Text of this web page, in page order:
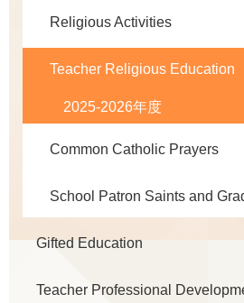
Religious Activities
Teacher Religious Education
2025-2026年度
Common Catholic Prayers
School Patron Saints and
Gifted Education
Teacher Professional